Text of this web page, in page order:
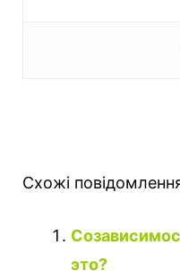
Схожі
это?